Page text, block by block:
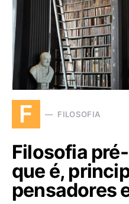
F FILOSOFIA
Filosofia
que é,
pensadores